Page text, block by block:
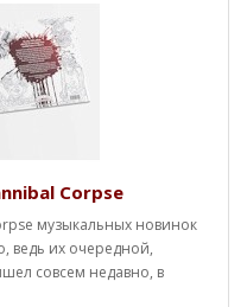
Corpse
музыкальных новинок
ведь их очередной,
совсем недавно, в